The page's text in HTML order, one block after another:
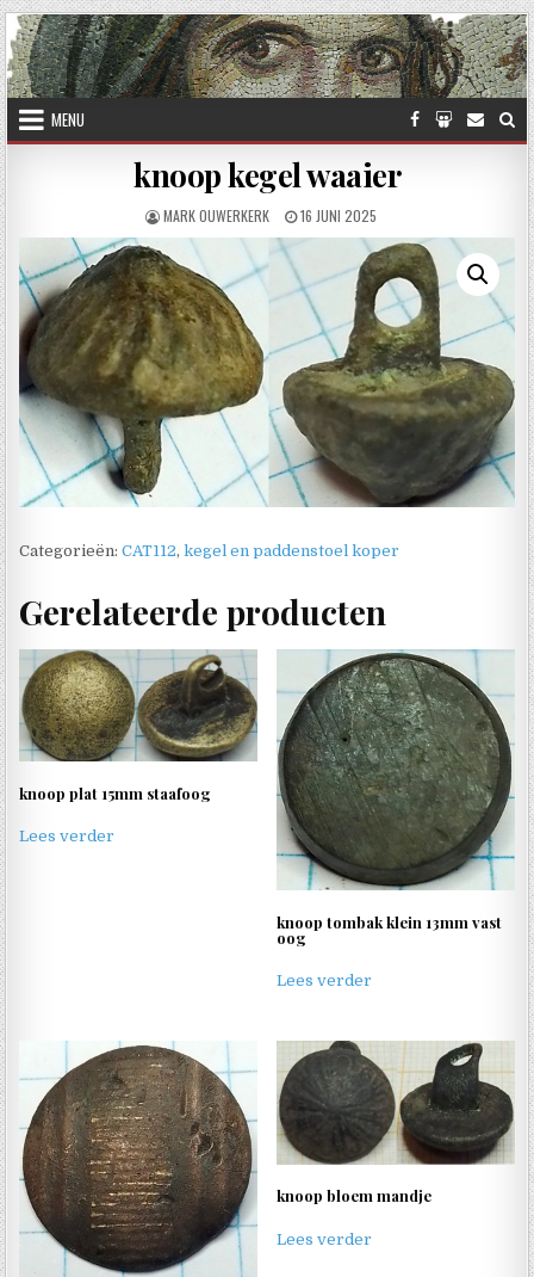
Skip to content
MENU
knoop kegel waaier
AUTHOR:
MARK OUWERKERK PUBLISHED DATE:
16 JUNI 2025
Categorieën:CAT112,kegel en paddenstoel koper
Gerelateerde producten
knoop plat 15mm staafoog
Lees verder
knoop tombak klein 13mm vast
oog
Lees verder
knoop bloem mandje
Lees verder